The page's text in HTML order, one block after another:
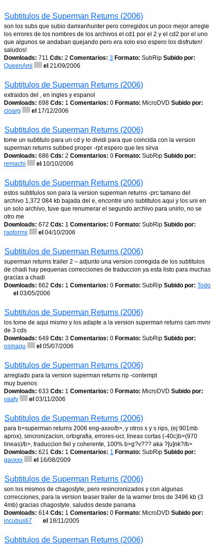
Subtitulos de Superman Returns (2006)
son los subs que subio damianhunter pero corregidos un poco mejor arregle
los errores de los nombres de los archivos el cd1 por el 2 y el cd2 por el uno
que algunos se andaban quejando pero era solo eso espero los disfruten!
saludos!
Downloads: 711 Cds: 2 Comentarios: 3 Formato: SubRip Subido por:
QueenAmi
el 21/09/2006
Subtitulos de Superman Returns (2006)
extraidos del , en ingles y espanol
Downloads: 698 Cds: 1 Comentarios: 0 Formato: MicroDVD Subido por:
cioarg
el 17/12/2006
Subtitulos de Superman Returns (2006)
tome un subtitulo para un cd y lo dividi para que coincida con la version
superman returns subbed proper -rpt espero que les sirva
Downloads: 686 Cds: 2 Comentarios: 0 Formato: SubRip Subido por:
remachi
el 10/10/2006
Subtitulos de Superman Returns (2006)
estos subtitulos son para la version superman returns -prc tamano del
archivo 1,372 084 kb bajada del e, encontre uno subtitulos aqui y los uni en
un solo archivo, tuve que renumerar el segundo archivo para unirlo, no se
otro me
Downloads: 672 Cds: 1 Comentarios: 0 Formato: SubRip Subido por:
raptormx
el 04/10/2006
Subtitulos de Superman Returns (2006)
superman returns trailer 2 – adjunto una version corregida de los subtitulos
de chadi hay pequenas correcciones de traduccion ya esta listo para muchas
gracias a chadi
Downloads: 662 Cds: 1 Comentarios: 0 Formato: SubRip Subido por: Todo
el 03/05/2006
Subtitulos de Superman Returns (2006)
los tome de aqui mismo y los adapte a la version superman returns cam mvnr
de 3 cds
Downloads: 649 Cds: 3 Comentarios: 0 Formato: SubRip Subido por:
osmagu
el 05/07/2006
Subtitulos de Superman Returns (2006)
arreglado para la version superman returns rip -contempt
muy buenos
Downloads: 633 Cds: 1 Comentarios: 0 Formato: MicroDVD Subido por:
vaaty
el 03/11/2006
Subtitulos de Superman Returns (2006)
para b>superman returns 2006 eng-axxo/b>, y otros s y s rips, (ej:901mb
aprox), sincronizacion, ortografia, errores-ocr, lineas cortas (-40c)b>(970
lineas)/b>, traduccion fiel y coherente, 100% b>g?v??? aka ?[u]nk?/b>
Downloads: 621 Cds: 1 Comentarios: 1 Formato: SubRip Subido por:
gavxxx
el 16/08/2009
Subtitulos de Superman Returns (2006)
son los mismos de chagostyle, pero resincronizados y con algunas
correcciones, para la version teaser trailer de la warner bros de 3496 kb (3
4mb) gracias chagostyle, saludos desde panama
Downloads: 614 Cds: 1 Comentarios: 0 Formato: MicroDVD Subido por:
incubus67
el 18/11/2005
Subtitulos de Superman Returns (2006)